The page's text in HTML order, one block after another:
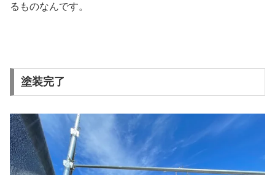
るものなんです。
塗装完了